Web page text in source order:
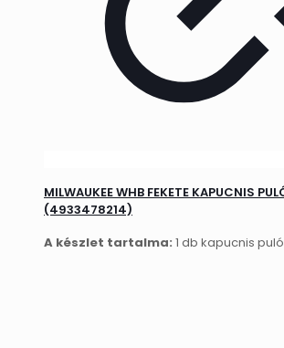
MILWAUKEE WHB FEKETE KAPUCNIS
(4933478214)
A készlet tartalma: 1 db kapucnis